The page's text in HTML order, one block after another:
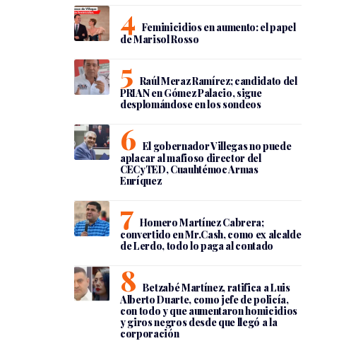
Feminicidios en aumento: el papel
de Marisol Rosso
Raúl Meraz Ramírez; candidato del
PRIAN en Gómez Palacio, sigue
desplomándose en los sondeos
El gobernador Villegas no puede
aplacar al mafioso director del
CECyTED, Cuauhtémoc Armas
Enríquez
Homero Martínez Cabrera;
convertido en Mr.Cash, como ex alcalde
de Lerdo, todo lo paga al contado
Betzabé Martínez, ratifica a Luis
Alberto Duarte, como jefe de policía,
con todo y que aumentaron homicidios
y giros negros desde que llegó a la
corporación